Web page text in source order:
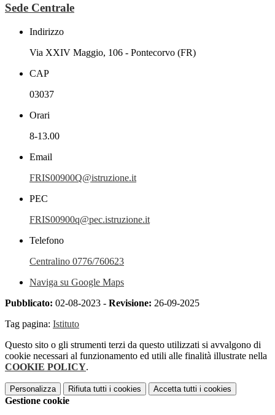
Sede Centrale
Indirizzo
Via XXIV Maggio, 106 - Pontecorvo (FR)
CAP
03037
Orari
8-13.00
Email
FRIS00900Q@istruzione.it
PEC
FRIS00900q@pec.istruzione.it
Telefono
Centralino 0776/760623
Naviga su Google Maps
Pubblicato: 02-08-2023 - Revisione: 26-09-2025
Tag pagina: Istituto
Questo sito o gli strumenti terzi da questo utilizzati si avvalgono di
cookie necessari al funzionamento ed utili alle finalità illustrate nella
COOKIE POLICY.
Personalizza Rifiuta tutti i cookies Accetta tutti i cookies
Gestione cookie